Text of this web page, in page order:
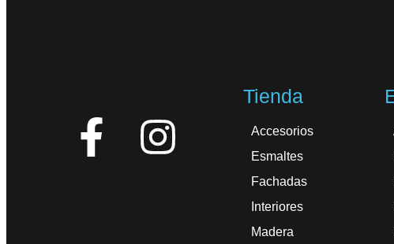
Tienda
Accesorios
Esmaltes
Fachadas
Interiores
Madera